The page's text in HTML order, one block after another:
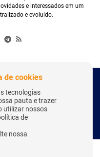
e interessados em um
e evoluído.
os Direitos Reservados
Correa
de cookies
tecnologias
pauta e trazer
utilizar nossos
de
nossa